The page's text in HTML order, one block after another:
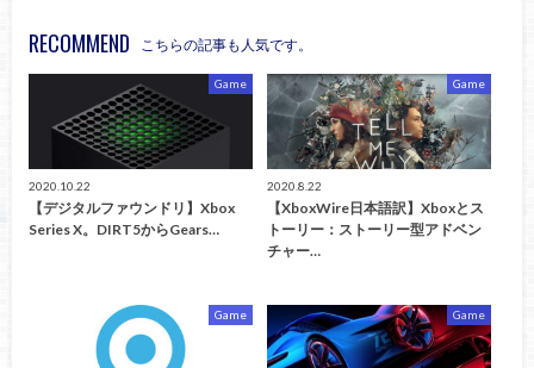
RECOMMEND こちらの記事も人気です。
Game
2020.10.22
【デジタルファウンドリ】Xbox
Series X。DIRT5からGears…
Game
2020.8.22
【XboxWire日本語訳】Xboxとス
トーリー：ストーリー型アドベン
チャー…
Game Game